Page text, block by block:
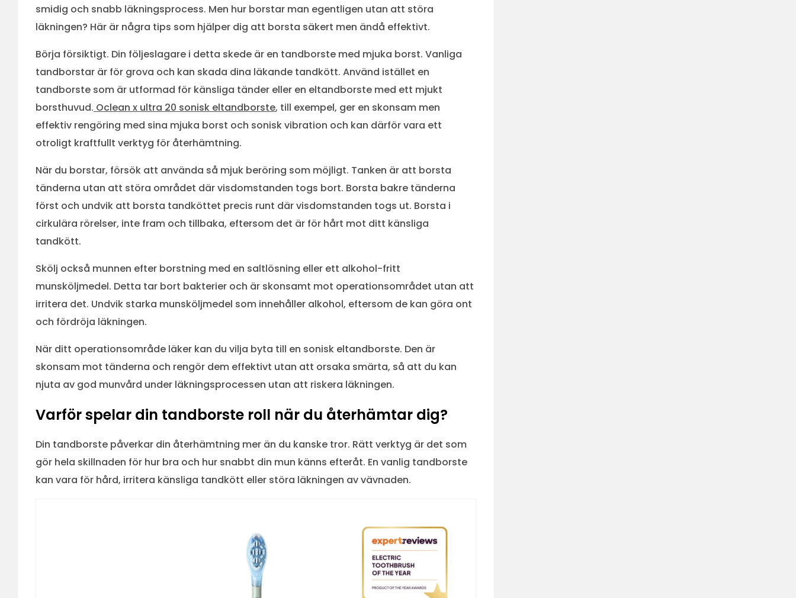
smidig och snabb läkningsprocess. Men hur borstar man egentligen utan att störa
läkningen? Här är några tips som hjälper dig att borsta säkert men ändå effektivt.
Börja försiktigt. Din följeslagare i detta skede är en tandborste med mjuka borst. Vanliga
tandborstar är för grova och kan skada dina läkande tandkött. Använd istället en
tandborste som är utformad för känsliga tänder eller en eltandborste med ett mjukt
borsthuvud. Oclean x ultra 20 sonisk eltandborste, till exempel, ger en skonsam men
effektiv rengöring med sina mjuka borst och sonisk vibration och kan därför vara ett
otroligt kraftfullt verktyg för återhämtning.
När du borstar, försök att använda så mjuk beröring som möjligt. Tanken är att borsta
tänderna utan att störa området där visdomstanden togs bort. Borsta bakre tänderna
först och undvik att borsta tandköttet precis runt där visdomstanden togs ut. Borsta i
cirkulära rörelser, inte fram och tillbaka, eftersom det är för hårt mot ditt känsliga
tandkött.
Skölj också munnen efter borstning med en saltlösning eller ett alkohol-fritt
munsköljmedel. Detta tar bort bakterier och är skonsamt mot operationsområdet utan att
irritera det. Undvik starka munsköljmedel som innehåller alkohol, eftersom de kan göra ont
och fördröja läkningen.
När ditt operationsområde läker kan du vilja byta till en sonisk eltandborste. Den är
skonsam mot tänderna och rengör dem effektivt utan att orsaka smärta, så att du kan
njuta av god munvård under läkningsprocessen utan att riskera läkningen.
Varför spelar din tandborste roll när du återhämtar dig?
Din tandborste påverkar din återhämtning mer än du kanske tror. Rätt verktyg är det som
gör hela skillnaden för hur bra och hur snabbt din mun känns efteråt. En vanlig tandborste
kan vara för hård, irritera känsliga tandkött eller störa läkningen av vävnaden.